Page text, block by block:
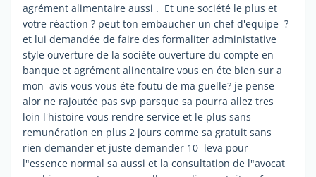
agrément alimentaire aussi . Et une société le plus et
votre réaction ? peut ton embaucher un chef d'equipe ?
et lui demandée de faire des formaliter administative
style ouverture de la sociéte ouverture du compte en
banque et agrément alinentaire vous en éte bien sur a
mon avis vous vous éte foutu de ma guelle? je pense
alor ne rajoutée pas svp parsque sa pourra allez tres
loin l'histoire vous rendre service et le plus sans
remunération en plus 2 jours comme sa gratuit sans
rien demander et juste demander 10 leva pour
l"essence normal sa aussi et la consultation de l"avocat